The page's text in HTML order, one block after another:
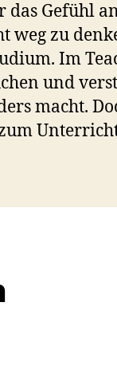
das Gefühl
weg zu
Im
und
macht.